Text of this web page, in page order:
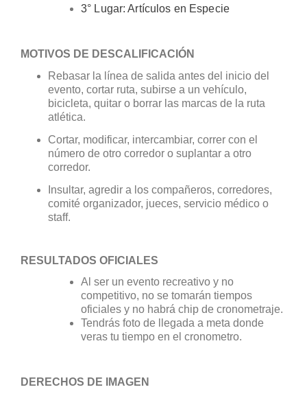
3° Lugar: Artículos en Especie
MOTIVOS DE DESCALIFICACIÓN
Rebasar la línea de salida antes del inicio del
evento, cortar ruta, subirse a un vehículo,
bicicleta, quitar o borrar las marcas de la ruta
atlética.
Cortar, modificar, intercambiar, correr con el
número de otro corredor o suplantar a otro
corredor.
Insultar, agredir a los compañeros, corredores,
comité organizador, jueces, servicio médico o
staff.
RESULTADOS OFICIALES
Al ser un evento recreativo y no
competitivo, no se tomarán tiempos
oficiales y no habrá chip de cronometraje.
Tendrás foto de llegada a meta donde
veras tu tiempo en el cronometro.
DERECHOS DE IMAGEN